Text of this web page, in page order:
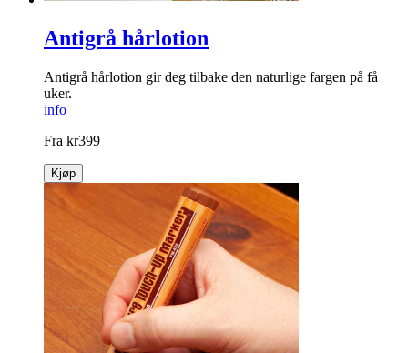
Antigrå hårlotion
Antigrå hårlotion gir deg tilbake den naturlige fargen på få
uker.
info
Fra kr399
Kjøp